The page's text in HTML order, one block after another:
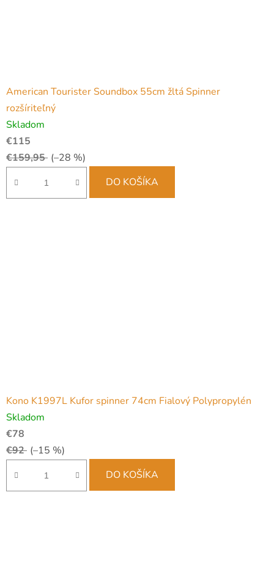
American Tourister Soundbox 55cm žltá Spinner
rozšíriteľný
Skladom
€115
€159,95 (–28 %)
DO KOŠÍKA
Kono K1997L Kufor spinner 74cm Fialový Polypropylén
Skladom
€78
€92 (–15 %)
DO KOŠÍKA